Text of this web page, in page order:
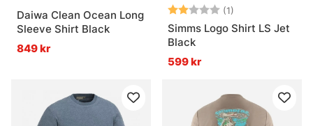
Daiwa Clean Ocean Long
Sleeve Shirt Black
849 kr
Betyg: (1)
Simms Logo Shirt LS Jet
Black
599 kr